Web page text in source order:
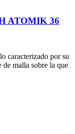
ATOMIK 36
caracterizado por su
de malla sobre la que